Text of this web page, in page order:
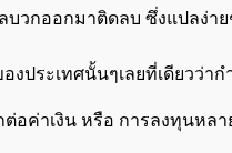
ค้นหา
วกออกมาติดลบ ซึ่งแปลง่าย
ประเทศนั้นๆเลยที่เดียวว่า
อค่าเงิน หรือ การลงทุนหลา